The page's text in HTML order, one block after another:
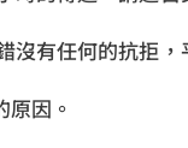
沒有任何的抗拒，
因。